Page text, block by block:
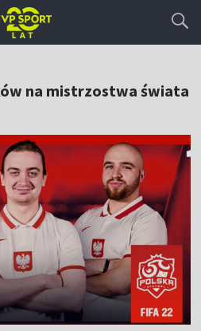
na mistrzostwa świata